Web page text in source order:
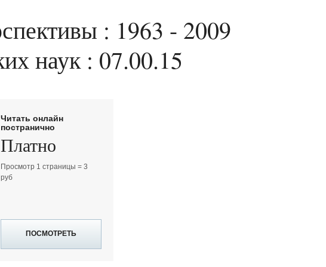
: 1963 - 2009
наук : 07.00.15
Читать онлайн
постранично
Платно
Просмотр 1 страницы = 3
руб
ПОСМОТРЕТЬ